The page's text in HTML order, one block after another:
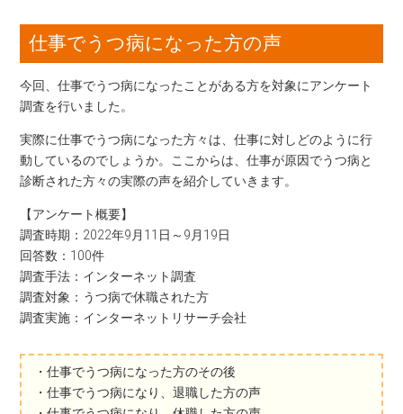
仕事でうつ病になった方の声
今回、仕事でうつ病になったことがある方を対象にアンケート
調査を行いました。
実際に仕事でうつ病になった方々は、仕事に対しどのように行
動しているのでしょうか。ここからは、仕事が原因でうつ病と
診断された方々の実際の声を紹介していきます。
【アンケート概要】
調査時期：2022年9月11日～9月19日
回答数：100件
調査手法：インターネット調査
調査対象：うつ病で休職された方
調査実施：インターネットリサーチ会社
・仕事でうつ病になった方のその後
・仕事でうつ病になり、退職した方の声